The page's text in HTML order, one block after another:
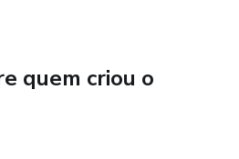
testando coisas
quem criou o